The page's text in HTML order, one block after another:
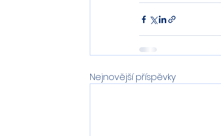
Nejnovější příspěvky